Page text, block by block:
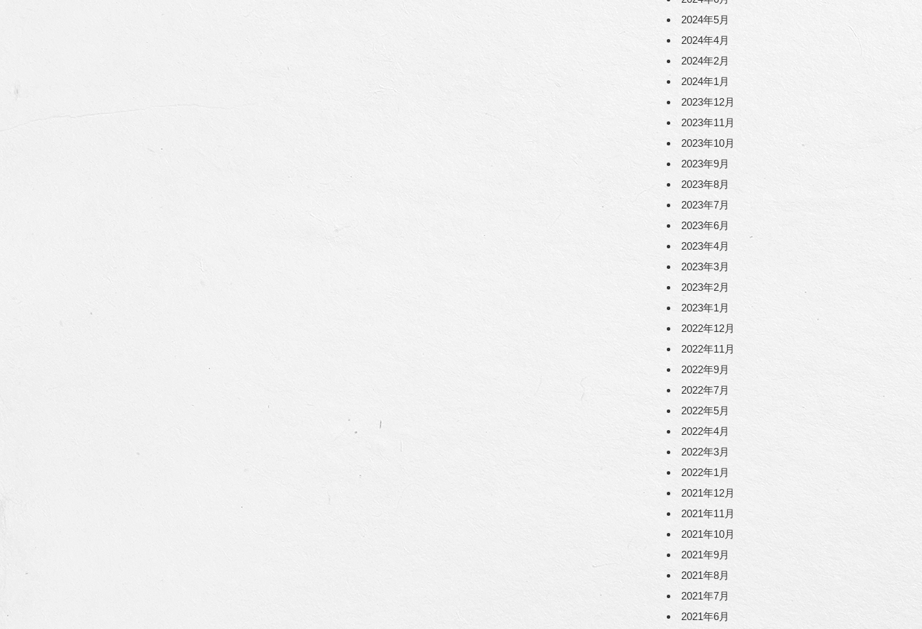
2024年5月
2024年4月
2024年2月
2024年1月
2023年12月
2023年11月
2023年10月
2023年9月
2023年8月
2023年7月
2023年6月
2023年4月
2023年3月
2023年2月
2023年1月
2022年12月
2022年11月
2022年9月
2022年7月
2022年5月
2022年4月
2022年3月
2022年1月
2021年12月
2021年11月
2021年10月
2021年9月
2021年8月
2021年7月
2021年6月